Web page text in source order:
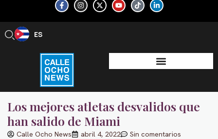
a
c
e
-
f
n
s
t
-
t
w
o
u
t
i
k
t
i
n
k
-
i
n
ES
EN
Los mejores atletas desvalidos que
han salido de Miami
Calle Ocho News abril 4, 2022 Sin comentarios